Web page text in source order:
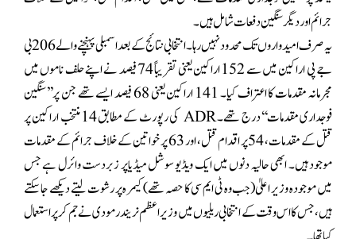
جرائم اور دیگر سنگین دفعات شامل ہیں۔
یہ صرف امیدواروں تک محدود نہیں رہا۔ انتخابی نتائج کے بعد اسمبلی پہنچنے والے 206 بی
جے پی اراکین میں سے 152 اراکین یعنی تقریباً 74 فیصد نے اپنے حلف ناموں میں
مجرمانہ مقدمات کا اعتراف کیا۔ 141 اراکین یعنی 68 فیصد ایسے تھے جن پر’’سنگین
فوجداری مقدمات‘‘درج تھے۔ ADR کی رپورٹ کے مطابق 14 منتخب اراکین پر
قتل کے مقدمات، 54 پر اقدام قتل، اور 63 پر خواتین کے خلاف جرائم کے مقدمات
موجود ہیں۔ ابھی حالیہ دنوں میں ایک ویڈیو سوشل میڈیاپر زبردست وائرل ہے جس
میں موجودہ وزیر اعلیٰ(جب وہ ٹی ایم سی کا حصہ تھے) کیمرہ پر رشوت لیتے دیکھے جاسکتے
ہیں، جس کا اس وقت کے انتخابی ریلیوں میں وزیراعظم نریندرمودی نے جم کر پراستعمال